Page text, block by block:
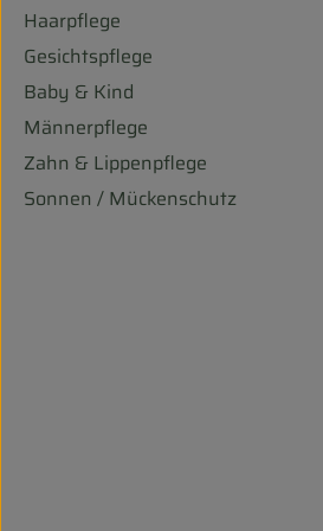
Haarpflege
Gesichtspflege
Baby & Kind
Männerpflege
Zahn & Lippenpflege
Sonnen / Mückenschutz